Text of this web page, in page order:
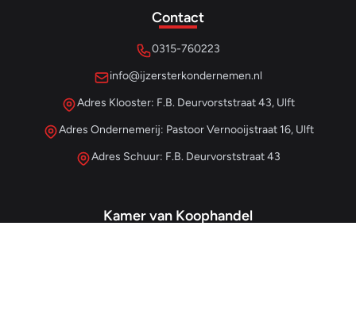
Contact
0315-760223
info@ijzersterkondernemen.nl
Adres Klooster: F.B. Deurvorststraat 43, Ulft
Adres Ondernemerij: Pastoor Vernooijstraat 16, Ulft
Adres Schuur: F.B. Deurvorststraat 43
Kamer van Koophandel